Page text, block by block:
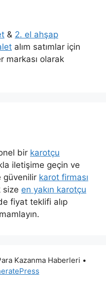
& 2. el ahşap
alım satımlar için
markası olarak
bir karotçu
iletişime geçin ve
güvenilir karot firması
size en yakın karotçu
fiyat teklifi alıp
Kazanma Haberleri •